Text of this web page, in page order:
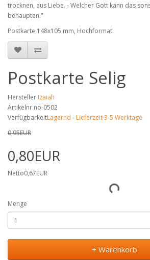
trocknen, aus Liebe. - Welcher Gott kann das
behaupten."
Postkarte 148x105 mm, Hochformat.
Postkarte Selig
Hersteller Izaiah
Artikelnr.no-0502
VerfügbarkeitLagernd - Lieferzeit 3-5 Werktage
0,95EUR
0,80EUR
Netto0,67EUR
Menge
+ Warenkorb